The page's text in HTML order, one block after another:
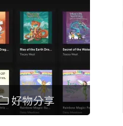
好物分享